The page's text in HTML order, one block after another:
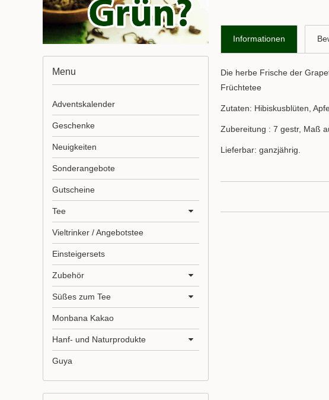
Informationen
Die herbe Frische der
Früchtetee
Zutaten: Hibiskusblüten,
Zubereitung : 7 gestr, Maß
Lieferbar: ganzjährig.
Menu
Adventskalender
Geschenke
Neuigkeiten
Sonderangebote
Gutscheine
Tee
Vieltrinker / Angebotstee
Einsteigersets
Zubehör
Süßes zum Tee
Monbana Kakao
Hanf- und Naturprodukte
Guya